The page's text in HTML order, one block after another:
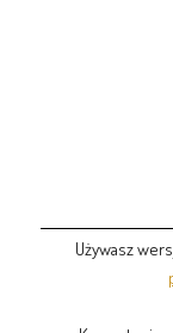
Używasz